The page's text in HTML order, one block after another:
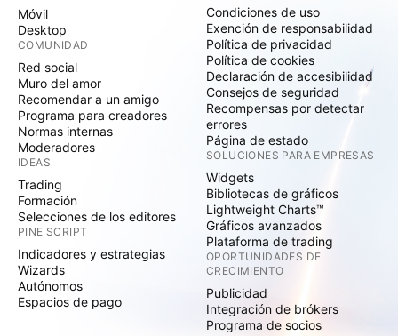
Móvil
Desktop
COMUNIDAD
Red social
Muro del amor
Recomendar a un amigo
Programa para creadores
Normas internas
Moderadores
IDEAS
Trading
Formación
Selecciones de los editores
PINE SCRIPT
Indicadores y estrategias
Wizards
Autónomos
Espacios de pago
Condiciones de uso
Exención de responsabilidad
Política de privacidad
Política de cookies
Declaración de accesibilidad
Consejos de seguridad
Recompensas por detectar
errores
Página de estado
SOLUCIONES PARA EMPRESAS
Widgets
Bibliotecas de gráficos
Lightweight Charts™
Gráficos avanzados
Plataforma de trading
OPORTUNIDADES DE
CRECIMIENTO
Publicidad
Integración de brókers
Programa de socios